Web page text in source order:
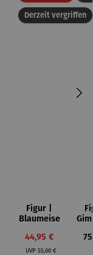
4 von 5 Sternen
Preis:
Derzeit vergriffen
Figur |
Blaumeise
Verkaufspreis:
44,95 €
UVP Regulärer Preis:
55,00 €